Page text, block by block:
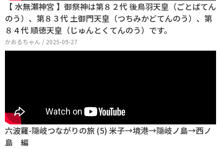
【 水無瀬神宮 】御祭神は第８２代 後鳥羽天皇（ごとばてん
のう）、第８３代 土御門天皇（つちみかどてんのう）、第
８４代 順徳天皇（じゅんとくてんのう）です。
かおるちゃん / 2025-09-27
六波羅-隠岐つながりの旅 (5) 米子→境港→隠岐ノ島→西ノ
島 編